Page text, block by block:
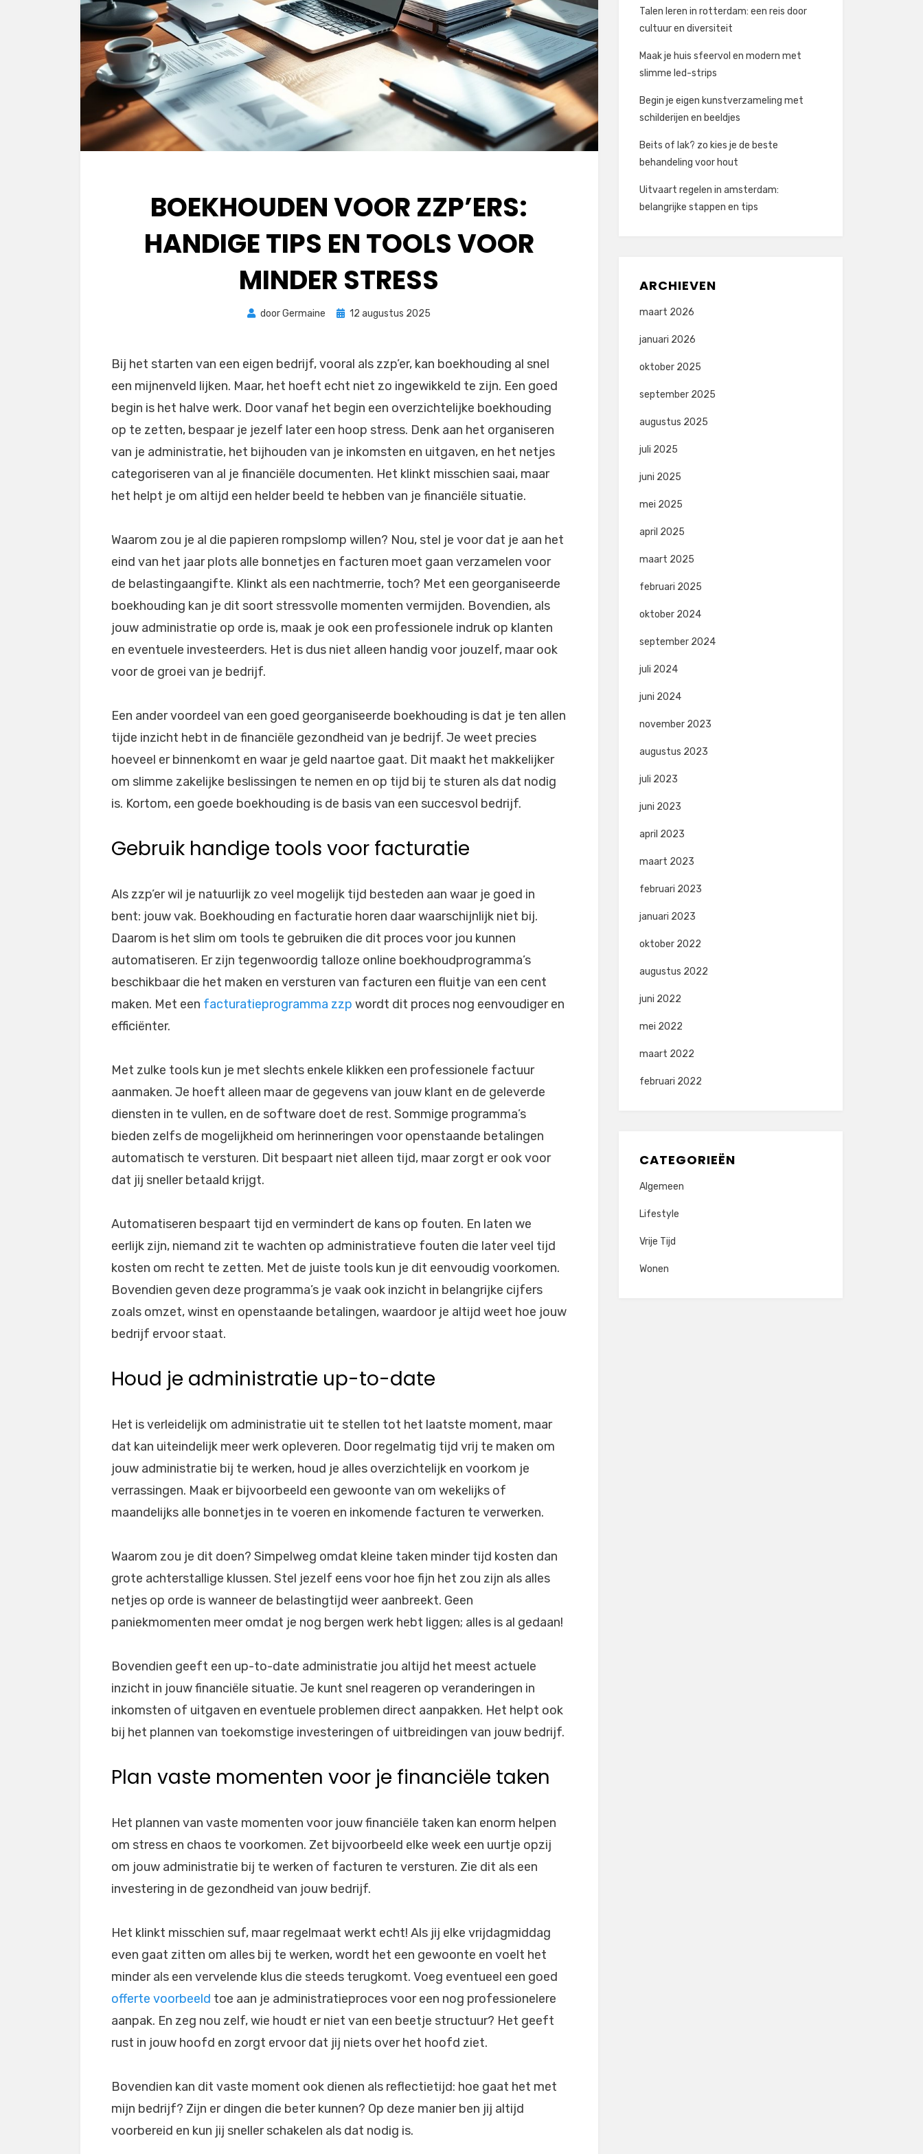
BOEKHOUDEN VOOR ZZP’ERS:
HANDIGE TIPS EN TOOLS VOOR
MINDER STRESS
doorGermaine
Geplaatst
12 augustus 2025
Bij het starten van een eigen bedrijf, vooral als zzp’er, kan boekhouding al snel
een mijnenveld lijken. Maar, het hoeft echt niet zo ingewikkeld te zijn. Een goed
begin is het halve werk. Door vanaf het begin een overzichtelijke boekhouding
op te zetten, bespaar je jezelf later een hoop stress. Denk aan het organiseren
van je administratie, het bijhouden van je inkomsten en uitgaven, en het netjes
categoriseren van al je financiële documenten. Het klinkt misschien saai, maar
het helpt je om altijd een helder beeld te hebben van je financiële situatie.
Waarom zou je al die papieren rompslomp willen? Nou, stel je voor dat je aan het
eind van het jaar plots alle bonnetjes en facturen moet gaan verzamelen voor
de belastingaangifte. Klinkt als een nachtmerrie, toch? Met een georganiseerde
boekhouding kan je dit soort stressvolle momenten vermijden. Bovendien, als
jouw administratie op orde is, maak je ook een professionele indruk op klanten
en eventuele investeerders. Het is dus niet alleen handig voor jouzelf, maar ook
voor de groei van je bedrijf.
Een ander voordeel van een goed georganiseerde boekhouding is dat je ten allen
tijde inzicht hebt in de financiële gezondheid van je bedrijf. Je weet precies
hoeveel er binnenkomt en waar je geld naartoe gaat. Dit maakt het makkelijker
om slimme zakelijke beslissingen te nemen en op tijd bij te sturen als dat nodig
is. Kortom, een goede boekhouding is de basis van een succesvol bedrijf.
Gebruik handige tools voor facturatie
Als zzp’er wil je natuurlijk zo veel mogelijk tijd besteden aan waar je goed in
bent: jouw vak. Boekhouding en facturatie horen daar waarschijnlijk niet bij.
Daarom is het slim om tools te gebruiken die dit proces voor jou kunnen
automatiseren. Er zijn tegenwoordig talloze online boekhoudprogramma’s
beschikbaar die het maken en versturen van facturen een fluitje van een cent
maken. Met een facturatieprogramma zzp wordt dit proces nog eenvoudiger en
efficiënter.
Met zulke tools kun je met slechts enkele klikken een professionele factuur
aanmaken. Je hoeft alleen maar de gegevens van jouw klant en de geleverde
diensten in te vullen, en de software doet de rest. Sommige programma’s
bieden zelfs de mogelijkheid om herinneringen voor openstaande betalingen
automatisch te versturen. Dit bespaart niet alleen tijd, maar zorgt er ook voor
dat jij sneller betaald krijgt.
Automatiseren bespaart tijd en vermindert de kans op fouten. En laten we
eerlijk zijn, niemand zit te wachten op administratieve fouten die later veel tijd
kosten om recht te zetten. Met de juiste tools kun je dit eenvoudig voorkomen.
Bovendien geven deze programma’s je vaak ook inzicht in belangrijke cijfers
zoals omzet, winst en openstaande betalingen, waardoor je altijd weet hoe jouw
bedrijf ervoor staat.
Houd je administratie up-to-date
Het is verleidelijk om administratie uit te stellen tot het laatste moment, maar
dat kan uiteindelijk meer werk opleveren. Door regelmatig tijd vrij te maken om
jouw administratie bij te werken, houd je alles overzichtelijk en voorkom je
verrassingen. Maak er bijvoorbeeld een gewoonte van om wekelijks of
maandelijks alle bonnetjes in te voeren en inkomende facturen te verwerken.
Waarom zou je dit doen? Simpelweg omdat kleine taken minder tijd kosten dan
grote achterstallige klussen. Stel jezelf eens voor hoe fijn het zou zijn als alles
netjes op orde is wanneer de belastingtijd weer aanbreekt. Geen
paniekmomenten meer omdat je nog bergen werk hebt liggen; alles is al gedaan!
Bovendien geeft een up-to-date administratie jou altijd het meest actuele
inzicht in jouw financiële situatie. Je kunt snel reageren op veranderingen in
inkomsten of uitgaven en eventuele problemen direct aanpakken. Het helpt ook
bij het plannen van toekomstige investeringen of uitbreidingen van jouw bedrijf.
Plan vaste momenten voor je financiële taken
Het plannen van vaste momenten voor jouw financiële taken kan enorm helpen
om stress en chaos te voorkomen. Zet bijvoorbeeld elke week een uurtje opzij
om jouw administratie bij te werken of facturen te versturen. Zie dit als een
investering in de gezondheid van jouw bedrijf.
Het klinkt misschien suf, maar regelmaat werkt echt! Als jij elke vrijdagmiddag
even gaat zitten om alles bij te werken, wordt het een gewoonte en voelt het
minder als een vervelende klus die steeds terugkomt. Voeg eventueel een goed
offerte voorbeeld toe aan je administratieproces voor een nog professionelere
aanpak. En zeg nou zelf, wie houdt er niet van een beetje structuur? Het geeft
rust in jouw hoofd en zorgt ervoor dat jij niets over het hoofd ziet.
Bovendien kan dit vaste moment ook dienen als reflectietijd: hoe gaat het met
mijn bedrijf? Zijn er dingen die beter kunnen? Op deze manier ben jij altijd
voorbereid en kun jij sneller schakelen als dat nodig is.
Talen leren in rotterdam: een reis door
cultuur en diversiteit
Maak je huis sfeervol en modern met
slimme led-strips
Begin je eigen kunstverzameling met
schilderijen en beeldjes
Beits of lak? zo kies je de beste
behandeling voor hout
Uitvaart regelen in amsterdam:
belangrijke stappen en tips
ARCHIEVEN
maart 2026
januari 2026
oktober 2025
september 2025
augustus 2025
juli 2025
juni 2025
mei 2025
april 2025
maart 2025
februari 2025
oktober 2024
september 2024
juli 2024
juni 2024
november 2023
augustus 2023
juli 2023
juni 2023
april 2023
maart 2023
februari 2023
januari 2023
oktober 2022
augustus 2022
juni 2022
mei 2022
maart 2022
februari 2022
CATEGORIEËN
Algemeen
Lifestyle
Vrije Tijd
Wonen